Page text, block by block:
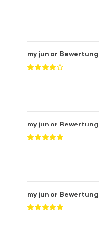
my junior Bewertung
my junior Bewertung
my junior Bewertung